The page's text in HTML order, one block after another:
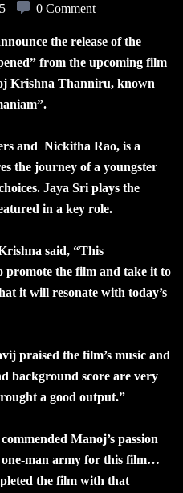
0 Comment
the release of the
from the upcoming film
Krishna Thanniru, known
and Nickitha Rao, is a
the journey of a youngster
Jaya Sri plays the
in a key role.
said, “This
promote the film and take it to
it will resonate with today’s
praised the film’s music and
background score are very
a good output.”
Manoj’s passion
one-man army for this film…
the film with that